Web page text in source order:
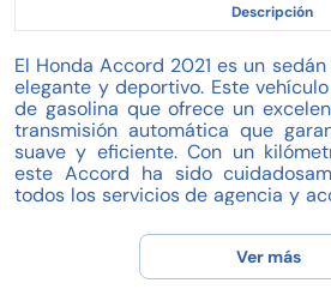
Descripción
El Honda Accord 2021 es un
elegante y deportivo. Este
de gasolina que ofrece un
transmisión automática que
suave y eficiente. Con un
este Accord ha sido
todos los servicios de agencia y
automotriz, garantizamos la
este vehículo para que
experiencia de conducción única y
Ver más